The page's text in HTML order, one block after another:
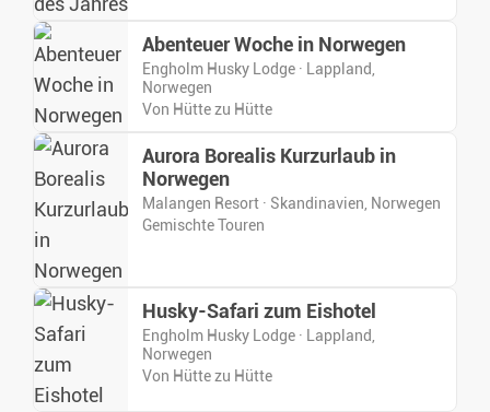
Abenteuer Woche in Norwegen
Engholm Husky Lodge · Lappland,
Norwegen
Von Hütte zu Hütte
Aurora Borealis Kurzurlaub in
Norwegen
Malangen Resort · Skandinavien, Norwegen
Gemischte Touren
Husky-Safari zum Eishotel
Engholm Husky Lodge · Lappland,
Norwegen
Von Hütte zu Hütte